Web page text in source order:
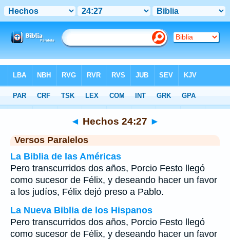
>Hechos Capítulo 24 > Verso 27
◄ Hechos 24:27 ►
Versos Paralelos
La Biblia de las Américas
Pero transcurridos dos años, Porcio Festo llegó
como sucesor de Félix, y deseando hacer un favor
a los judíos, Félix dejó preso a Pablo.
La Nueva Biblia de los Hispanos
Pero transcurridos dos años, Porcio Festo llegó
como sucesor de Félix, y deseando hacer un favor